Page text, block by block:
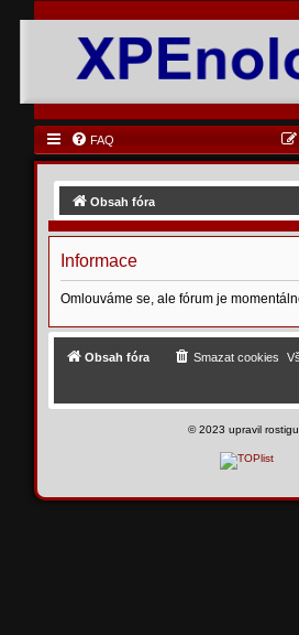
FAQ
Obsah fóra
Informace
Omlouváme se, ale fórum je
Obsah fóra Smazat cookies
©2023 upravil